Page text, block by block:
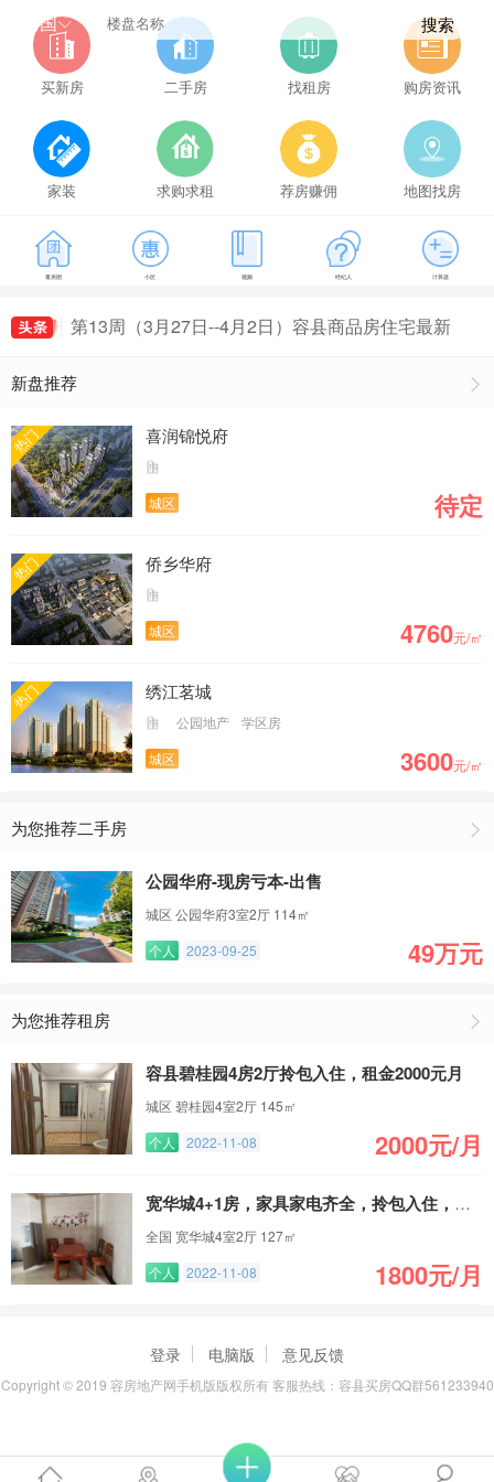
全国 搜索
买新房 二手房 找租房 购房资讯
家装 求购求租 荐房赚佣 地图找房
看房团 小区 视频 经纪人 计算器
第14周（4月3日--4月9日）容县商品房住宅最新房
价出炉，容县房价4632元/㎡
第10周（3月6日--3月12日）容县商品房住宅成交
47套，容县房价4545元/㎡
第11周（3月13日--3月19日）容县商品房住宅成交
房价出炉，容县房价4827元/㎡
第13周（3月27日--4月2日）容县商品房住宅最新
价出炉，容县房价4632元/㎡
第10周（3月6日--3月12日）容县商品房住宅成交
47套，容县房价4545元/㎡
新盘推荐
热门 喜润锦悦府
城区 待定
热门 侨乡华府
城区 4760元/㎡
热门 绣江茗城
公园地产
学区房
城区
3600元/㎡
为您推荐二手房
公园华府-现房亏本-出售
城区 公园华府3室2厅 114㎡
个人
2023-09-25 49万元
为您推荐租房
容县碧桂园4房2厅拎包入住，租金2000元月
城区 碧桂园4室2厅 145㎡
个人
2022-11-08 2000元/月
宽华城4+1房，家具家电齐全，拎包入住，有小车位
全国 宽华城4室2厅 127㎡
个人
2022-11-08 1800元/月
登录 电脑版 意见反馈
Copyright © 2019 容房地产网手机版版权所有 客服热线：容县买房QQ群561233940